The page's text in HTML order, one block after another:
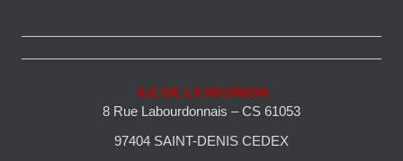
ILE DE LA REUNION
8 Rue Labourdonnais – CS 61053
97404 SAINT-DENIS CEDEX